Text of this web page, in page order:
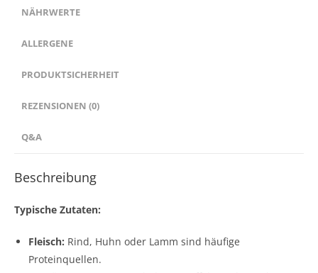
NÄHRWERTE
ALLERGENE
PRODUKTSICHERHEIT
REZENSIONEN (0)
Q&A
Beschreibung
Typische Zutaten:
Fleisch: Rind, Huhn oder Lamm sind häufige
Proteinquellen.